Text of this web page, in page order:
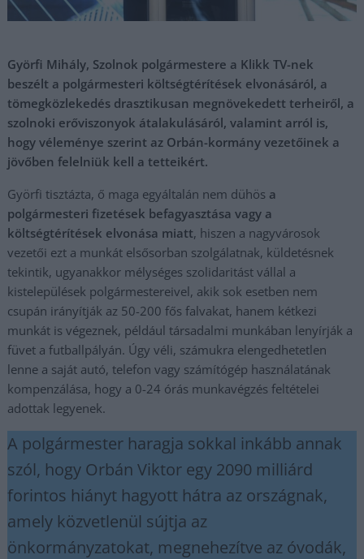
Györfi Mihály, Szolnok polgármestere a Klikk TV-nek
beszélt a polgármesteri költségtérítések elvonásáról, a
tömegközlekedés drasztikusan megnövekedett terheiről, a
szolnoki erőviszonyok átalakulásáról, valamint arról is,
hogy véleménye szerint az Orbán-kormány vezetőinek a
jövőben felelniük kell a tetteikért.
Györfi tisztázta, ő maga egyáltalán nem dühös a
polgármesteri fizetések befagyasztása vagy a
költségtérítések elvonása miatt, hiszen a nagyvárosok
vezetői ezt a munkát elsősorban szolgálatnak, küldetésnek
tekintik, ugyanakkor mélységes szolidaritást vállal a
kistelepülések polgármestereivel, akik sok esetben nem
csupán irányítják az 50-200 fős falvakat, hanem kétkezi
munkát is végeznek, például társadalmi munkában lenyírják a
füvet a futballpályán. Úgy véli, számukra elengedhetetlen
lenne a saját autó, telefon vagy számítógép használatának
kompenzálása, hogy a 0-24 órás munkavégzés feltételei
adottak legyenek.
A polgármester haragja sokkal inkább annak
szól, hogy Orbán Viktor egy 2090 milliárd
forintos hiányt hagyott hátra az országnak,
amely közvetlenül sújtja az
önkormányzatokat, megnehezítve az óvodák,